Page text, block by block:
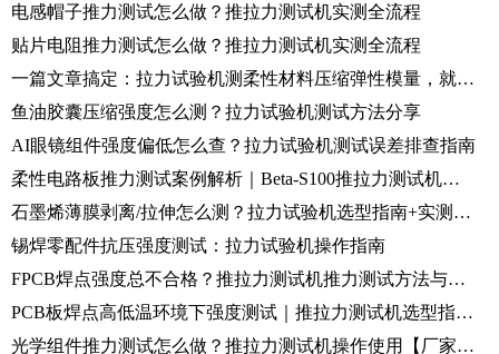
电感帽子推力测试怎么做？推拉力测试机实测全流程
贴片电阻推力测试怎么做？推拉力测试机实测全流程
一篇文章搞定：拉力试验机测柔性材料压缩弹性模量，就这么简单！
鱼油胶囊压缩强度怎么测？拉力试验机测试方法分享
AI眼镜组件强度偏低怎么查？拉力试验机测试误差排查指南
柔性电路板推力测试案例解析｜Beta-S100推拉力测试机操作指南
石墨烯薄膜剥离/拉伸怎么测？拉力试验机选型指南+实测演示
锡焊零配件抗压强度测试：拉力试验机操作指南
FPCB焊点强度总不合格？推拉力测试机推力测试方法与判定标准
PCB板焊点高低温环境下强度测试｜推拉力测试机选型指南+实测演示
光学组件推力测试怎么做？推拉力测试机操作使用【厂家实测】